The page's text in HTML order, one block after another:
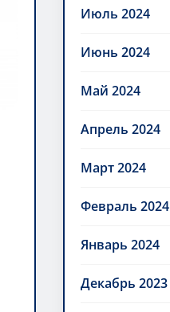
Июль 2024
Июнь 2024
Май 2024
Апрель 2024
Март 2024
Февраль 2024
Январь 2024
Декабрь 2023